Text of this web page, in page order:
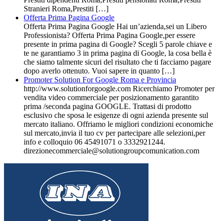
Stranieri Roma,Prestiti […]
Offerta Prima Pagina Google
Offerta Prima Pagina Google Hai un’azienda,sei un Libero
Professionista? Offerta Prima Pagina Google,per essere
presente in prima pagina di Google? Scegli 5 parole chiave e
te ne garantiamo 3 in prima pagina di Google, la cosa bella è
che siamo talmente sicuri del risultato che ti facciamo pagare
dopo averlo ottenuto. Vuoi sapere in quanto […]
Promoter Solution For Google Roma e Provincia
http://www.solutionforgoogle.com Ricerchiamo Promoter per
vendita video commerciale per posizionamento garantito
prima /seconda pagina GOOGLE. Trattasi di prodotto
esclusivo che sposa le esigenze di ogni azienda presente sul
mercato italiano. Offriamo le migliori condizioni economiche
sul mercato,invia il tuo cv per partecipare alle selezioni,per
info e colloquio 06 45491071 o 3332921244.
direzionecommerciale@solutiongroupcomunication.com